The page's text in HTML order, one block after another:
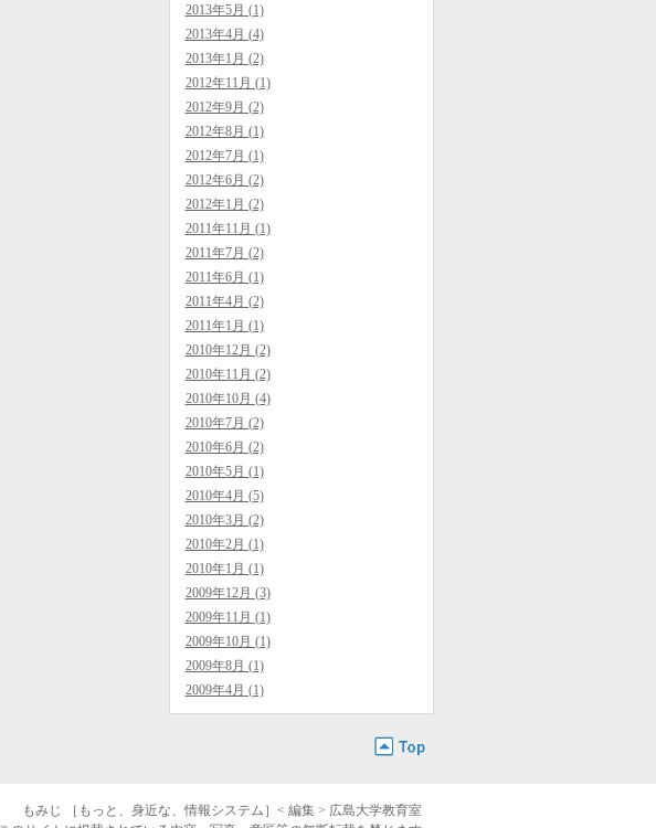
2013年5月 (1)
2013年4月 (4)
2013年1月 (2)
2012年11月 (1)
2012年9月 (2)
2012年8月 (1)
2012年7月 (1)
2012年6月 (2)
2012年1月 (2)
2011年11月 (1)
2011年7月 (2)
2011年6月 (1)
2011年4月 (2)
2011年1月 (1)
2010年12月 (2)
2010年11月 (2)
2010年10月 (4)
2010年7月 (2)
2010年6月 (2)
2010年5月 (1)
2010年4月 (5)
2010年3月 (2)
2010年2月 (1)
2010年1月 (1)
2009年12月 (3)
2009年11月 (1)
2009年10月 (1)
2009年8月 (1)
2009年4月 (1)
もみじ ［もっと、身近な、情報システム］< 編集 > 広島大学教育室